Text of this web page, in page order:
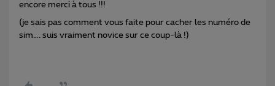
encore merci à tous !!!
(je sais pas comment vous faite pour cacher les numéro de
sim…. suis vraiment novice sur ce coup-là !)